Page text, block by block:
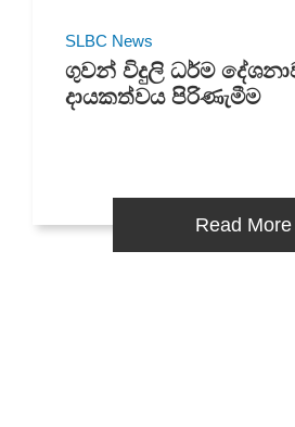
SLBC News
ගුවන් විදුලි ධර්ම
දායකත්වය පිරිණැමීම
Read More